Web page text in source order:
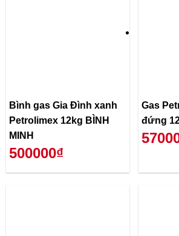
Bình gas Gia Đình xanh
Petrolimex 12kg BÌNH
MINH
500000₫
Gas
đứng